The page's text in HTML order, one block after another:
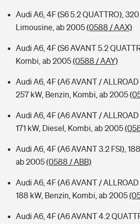
Audi A6, 4F (S6 5.2 QUATTRO), 320
Limousine, ab 2005(0588 / AAX)
Audi A6, 4F (S6 AVANT 5.2
Kombi, ab 2005(0588 / AAY)
Audi A6, 4F (A6 AVANT / ALLROAD
257 kW, Benzin, Kombi, ab 2005
Audi A6, 4F (A6 AVANT / ALLROAD
171 kW, Diesel, Kombi, ab 2005
Audi A6, 4F (A6 AVANT 3.2 FSI),
ab 2005(0588 / ABB)
Audi A6, 4F (A6 AVANT / ALLROAD
188 kW, Benzin, Kombi, ab 2005
Audi A6, 4F (A6 AVANT 4.2